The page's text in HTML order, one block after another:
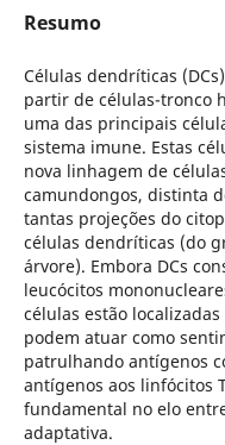
Resumo
Células dendríticas
partir de células-tronco
uma das principais
sistema imune. Estas
nova linhagem de
camundongos, distinta
tantas projeções do
células dendríticas (do
árvore). Embora DCs
leucócitos
células estão
podem atuar como
patrulhando antígenos
antígenos aos linfócitos
fundamental no elo
adaptativa.